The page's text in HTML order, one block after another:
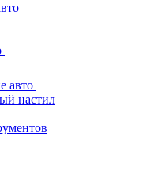
авто
настил